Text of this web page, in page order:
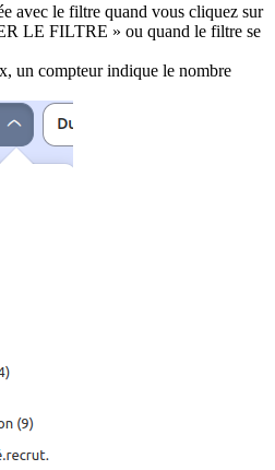
avec le filtre quand vous cliquez sur
LE FILTRE » ou quand le filtre se
un compteur indique le nombre